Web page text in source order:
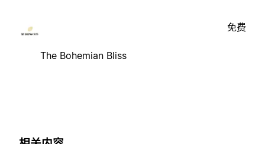
The Bohemian Bliss
免费